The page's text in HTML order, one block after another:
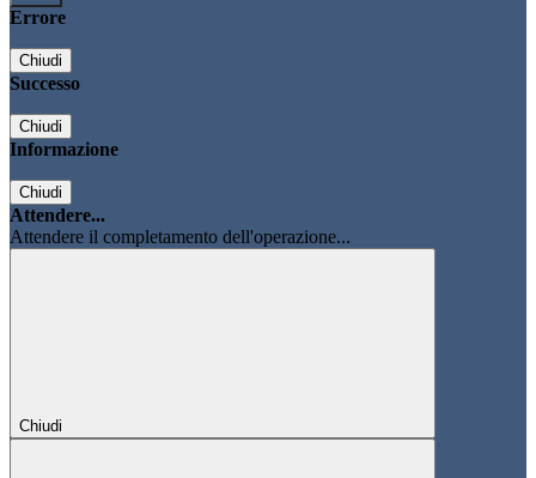
Errore
Chiudi
Successo
Chiudi
Informazione
Chiudi
Attendere...
Attendere il completamento dell'operazione...
Chiudi